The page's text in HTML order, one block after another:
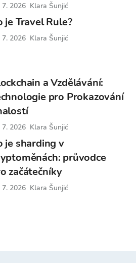
7. 2026 Klara Šunjić
je Travel Rule?
7. 2026 Klara Šunjić
a Vzdělávání:
pro Prokazování
7. 2026 Klara Šunjić
je sharding v
průvodce
začátečníky
7. 2026 Klara Šunjić